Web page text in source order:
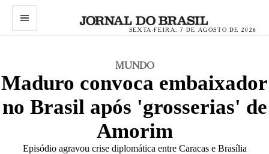
menu
SEXTA-FEIRA, 7 DE AGOSTO DE 2026
MUNDO
Maduro convoca embaixador
no Brasil após 'grosserias' de
Amorim
Episódio agravou crise diplomática entre Caracas e Brasília